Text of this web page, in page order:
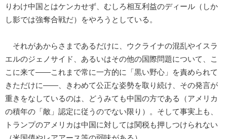
りわけ中国とはケンカせず、むしろ相互利益のディール（しか
し影では強奪合戦だ）をやろうとしている。
それがあからさまであるだけに、ウクライナの混乱やイスラ
エルのジェノサイド、あるいはその他の国際問題について、こ
こに来て――これまで常に一方的に「黒い野心」を責められて
きただけに――、きわめて公正な姿勢を取り続け、その発言が
重きをなしているのは、どうみても中国の方である（アメリカ
の積年の「敵」認定に従うのでない限り）。そして事実上も、
トランプのアメリカは中国に対しては関税も押しつけられない